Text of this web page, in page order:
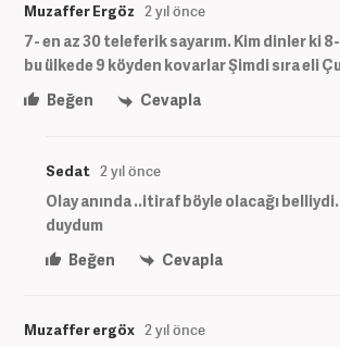
Muzaffer Ergöz 2 yıl önce
7- en az 30 teleferik sayarım. Kim dinler ki
bu ülkede 9 köyden kovarlar Şimdi sıra eli
Beğen
Cevapla
Sedat 2 yıl önce
Olay anında ..itiraf böyle olacağı
duydum
Beğen
Cevapla
Muzaffer ergöx 2 yıl önce